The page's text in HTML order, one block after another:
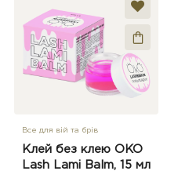
Все для вій та брів
Клей без клею OKO
Lash Lami Balm, 15 мл